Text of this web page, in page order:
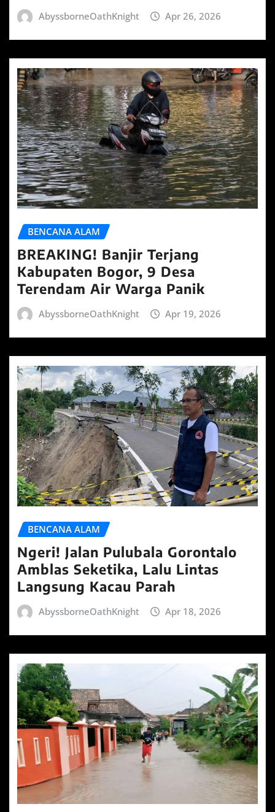
AbyssborneOathKnight Apr 26, 2026
BENCANA ALAM
BREAKING! Banjir Terjang
Kabupaten Bogor, 9 Desa
Terendam Air Warga Panik
AbyssborneOathKnight Apr 19, 2026
BENCANA ALAM
Ngeri! Jalan Pulubala Gorontalo
Amblas Seketika, Lalu Lintas
Langsung Kacau Parah
AbyssborneOathKnight Apr 18, 2026